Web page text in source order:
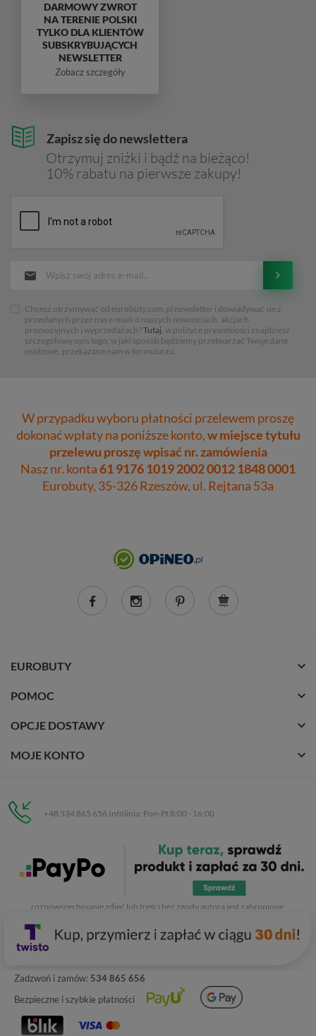
Zadzwoń i zamów: 534 865 656
Bezpieczne i szybkie płatności
Zapisz się do newslettera
Otrzymuj zniżki i bądź na bieżąco!
10% rabatu na pierwsze zakupy!
Chcesz otrzymywać od eurobuty.com.pl newsletter i dowiadywać sie z
przesłanych przez nas e-maili o naszych nowościach, akcjach
promocyjnych i wyprzedażach? Tutaj, w polityce prywatności znajdziesz
szczegółowy opis tego, w jaki sposób będziemy przetwarzać Twoje dane
osobowe, przekazane nam w formularzu.
DARMOWY ZWROT
NA TERENIE POLSKI
TYLKO DLA KLIENTÓW
SUBSKRYBUJĄCYCH
NEWSLETTER
Zobacz szczegóły
W przypadku wyboru płatności przelewem proszę
dokonać wpłaty na poniższe konto,w miejsce tytułu
przelewu proszę wpisać nr. zamówienia
Nasz nr. konta61 9176 1019 2002 0012 1848 0001
Eurobuty, 35-326 Rzeszów, ul. Rejtana 53a
EUROBUTY
POMOC
OPCJE DOSTAWY
MOJE KONTO
+48 534 865 656 Infolinia: Pon-Pt 8:00 - 16:00
C.H. Respan, Rejtana 53a/250
35-326 Rzeszów
. Kopiowanie, przetwarzanie,
rozpowszechnianie zdjęć lub treści bez zgody autora jest zabronione.